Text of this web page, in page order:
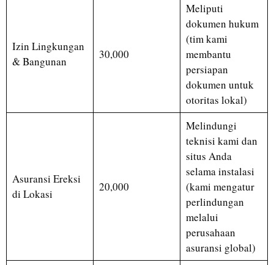
Izin Lingkungan
& Bangunan
30,000
Meliputi
dokumen hukum
(tim kami
membantu
persiapan
dokumen untuk
otoritas lokal)
Asuransi Ereksi
di Lokasi
20,000
Melindungi
teknisi kami dan
situs Anda
selama instalasi
(kami mengatur
perlindungan
melalui
perusahaan
asuransi global)